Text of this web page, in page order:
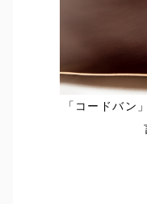
「コードバン